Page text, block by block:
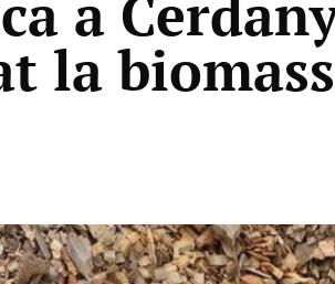
la